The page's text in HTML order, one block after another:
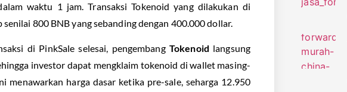
waktu 1 jam. Transaksi Tokenoid yang dilakukan di
800 BNB yang sebanding dengan 400.000 dollar.
di PinkSale selesai, pengembang Tokenoid langsung
investor dapat mengklaim tokenoid di wallet masing-
menawarkan harga dasar ketika pre-sale, seharga 12.950